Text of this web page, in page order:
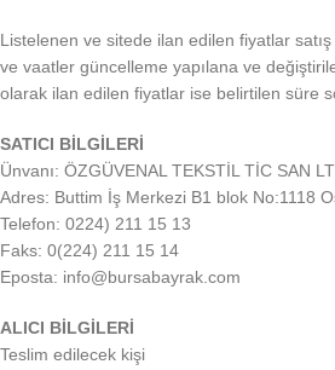
Listelenen ve sitede ilan edilen fiyatlar
ve vaatler güncelleme yapılana ve
olarak ilan edilen fiyatlar ise belirtilen süre
SATICI BİLGİLERİ
Ünvanı: ÖZGÜVENAL TEKSTİL TİC SAN
Adres: Buttim İş Merkezi B1 blok No:1118
Telefon: 0224) 211 15 13
Faks: 0(224) 211 15 14
Eposta: info@bursabayrak.com
ALICI BİLGİLERİ
Teslim edilecek kişi